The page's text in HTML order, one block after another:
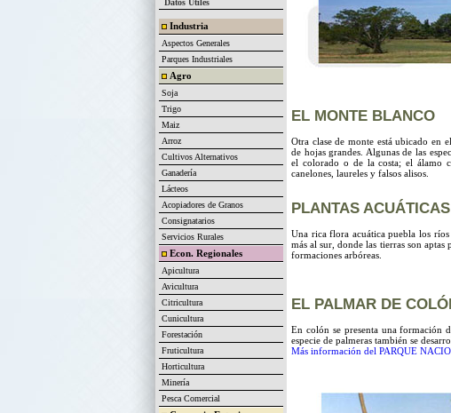
Datos Útiles
Industria
Aspectos Generales
Parques Industriales
Agro
Soja
Trigo
Maiz
Arroz
Cultivos Alternativos
Ganadería
Lácteos
Acopiadores de Granos
Consignatarios
Servicios Rurales
Econ. Regionales
Apicultura
Avicultura
Citricultura
Cunicultura
Forestación
Fruticultura
Horticultura
Minería
Pesca Comercial
EL MONTE BLANCO
Otra clase de monte está ubicado en
de hojas grandes. Algunas de las
el colorado o de la costa; el álamo
canelones, laureles y falsos alisos.
PLANTAS
Una rica flora acuática puebla los
más al sur, donde las tierras son aptas
formaciones arbóreas.
EL PALMAR DE
En colón se presenta una formación
especie de palmeras también se
Más información del PARQUE